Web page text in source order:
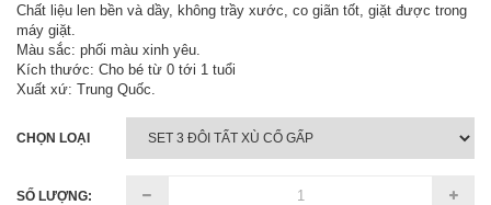
Chất liệu len bền và dầy, không trầy xước, co giãn tốt, giặt được trong
máy giặt.
Màu sắc: phối màu xinh yêu.
Kích thước: Cho bé từ 0 tới 1 tuổi
Xuất xứ: Trung Quốc.
CHỌN LOẠI
SỐ LƯỢNG: